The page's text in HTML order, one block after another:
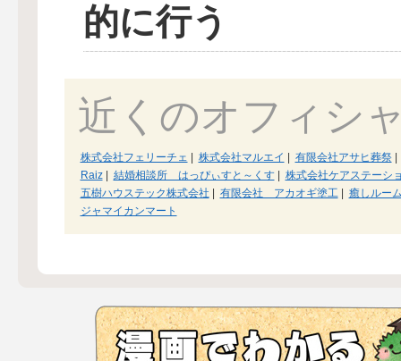
的に行う
近くのオフィシ
株式会社フェリーチェ 株式会社マルエイ 有限会社アサヒ葬祭|
Raiz| 結婚相談所 はっぴぃすと～くす|
株式会社ケアステーシ
五樹ハウステック株式会社
有限会社 アカオギ塗工|
癒しルー
ジャマイカンマート